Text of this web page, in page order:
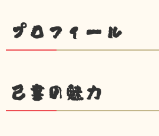
プロフィール
己書の魅力